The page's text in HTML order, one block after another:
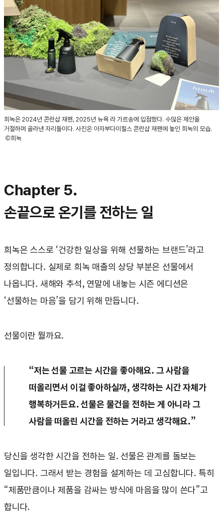
희녹은 2024년 콘란샵 재팬, 2025년 뉴욕 라 가르송에 입점했다. 수많은 제안을
거절하며 골라낸 자리들이다. 사진은 아자부다이힐스 콘란샵 재팬에 놓인 희녹의 모습.
©희녹
Chapter 5.
손끝으로 온기를 전하는 일
희녹은 스스로 ‘건강한 일상을 위해 선물하는 브랜드’라고
정의합니다. 실제로 희녹 매출의 상당 부분은 선물에서
나옵니다. 새해와 추석, 연말에 내놓는 시즌 에디션은
‘선물하는 마음’을 담기 위해 만듭니다.
선물이란 뭘까요.
“저는 선물 고르는 시간을 좋아해요. 그 사람을
떠올리면서 이걸 좋아하실까, 생각하는 시간 자체가
행복하거든요. 선물은 물건을 전하는 게 아니라 그
사람을 떠올린 시간을 전하는 거라고 생각해요.”
당신을 생각한 시간을 전하는 일. 선물은 관계를 돌보는
일입니다. 그래서 받는 경험을 설계하는 데 고심합니다. 특히
“제품만큼이나 제품을 감싸는 방식에 마음을 많이 쓴다”고
합니다.